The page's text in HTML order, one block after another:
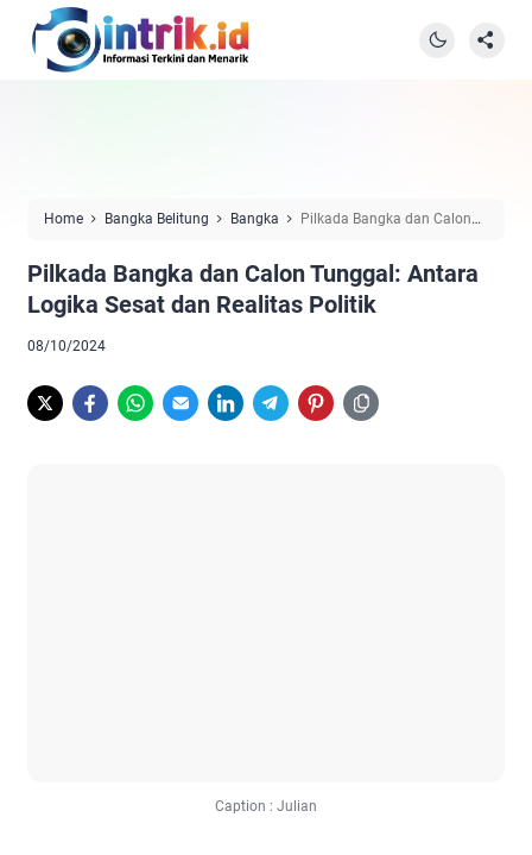
Home Bangka Belitung Bangka
Pilkada Bangka dan Calon
Pilkada Bangka dan Calon Tunggal: Antara
Logika Sesat dan Realitas Politik
08/10/2024
Caption : Julian